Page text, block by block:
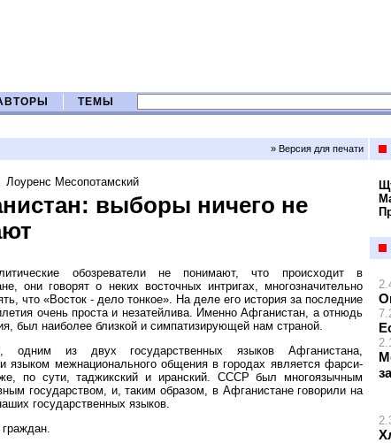
ТЕМЫ
» Версия для печати
Лоуренс Месопотамский
выборы ничего не
обозреватели не понимают, что происходит в
они говорят о неких восточных интригах, многозначительно
что «Восток - дело тонкое». На деле его история за последние
очень проста и незатейлива. Именно Афганистан, а отнюдь
был наиболее близкой и симпатизирующей нам страной.
одним из двух государственных языков Афганистана,
языком межнационального общения в городах является фарси-
по сути, таджикский и иранский. СССР был многоязычным
государством, и, таким образом, в Афганистане говорили на
государственных языков.